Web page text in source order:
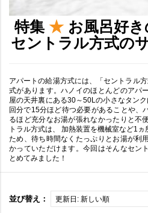
特集 ★お風呂好き
セントラル方式の
アパートの給湯方式には、「セントラル
式があります。ハノイのほとんどのアパ
屋の天井裏にある30～50Lの小さなタン
回分で15分ほど待つ必要があることや、
るほど充分なお湯が張れなかったりと不
トラル方式は、 加熱装置を機械室など1
ため、待ち時間なくたっぷりとお湯が利
かっていただけます。今回はそんなセン
とめてみました！
並び替え： 更新日: 新しい順